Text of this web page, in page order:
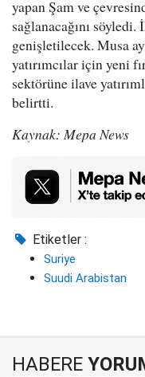
yapan Şam ve
sağlanacağını
genişletilecek. Musa
yatırımcılar için yeni
sektörüne ilave
belirtti.
Kaynak: Mepa News
Etiketler :
Suriye
Suudi Arabistan
HABERE